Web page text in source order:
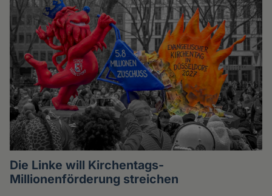
Die Linke will Kirchentags-
Millionenförderung streichen